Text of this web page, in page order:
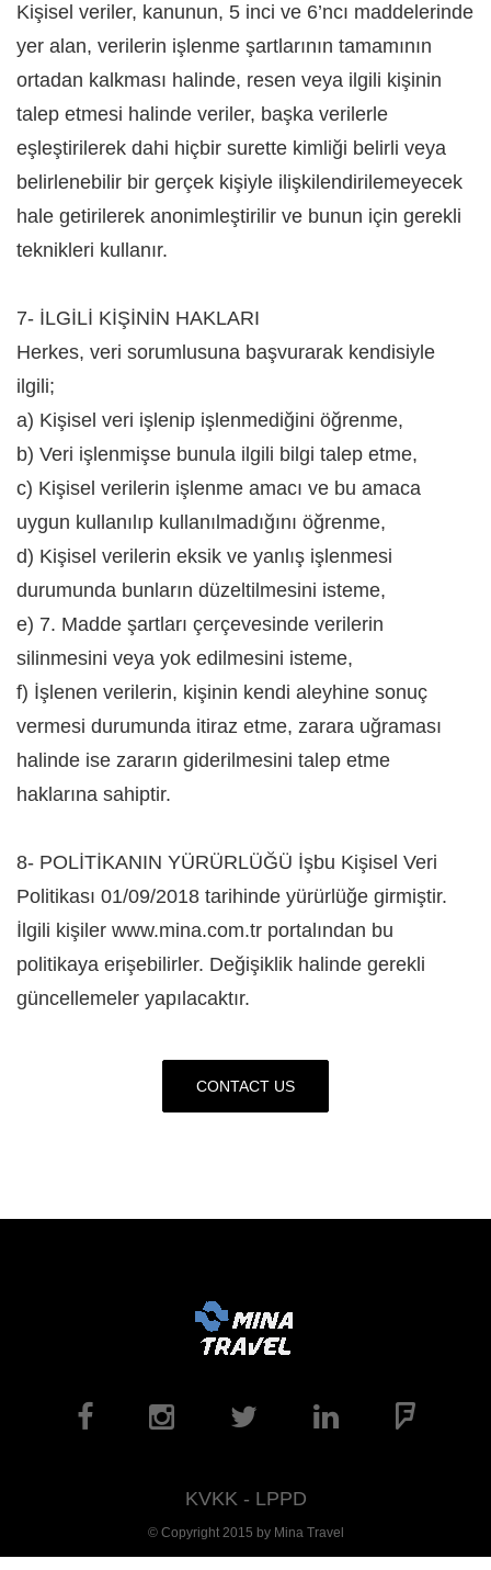
Kişisel veriler, kanunun, 5 inci ve 6’ncı maddelerinde
yer alan, verilerin işlenme şartlarının tamamının
ortadan kalkması halinde, resen veya ilgili kişinin
talep etmesi halinde veriler, başka verilerle
eşleştirilerek dahi hiçbir surette kimliği belirli veya
belirlenebilir bir gerçek kişiyle ilişkilendirilemeyecek
hale getirilerek anonimleştirilir ve bunun için gerekli
teknikleri kullanır.
7- İLGİLİ KİŞİNİN HAKLARI
Herkes, veri sorumlusuna başvurarak kendisiyle
ilgili;
a) Kişisel veri işlenip işlenmediğini öğrenme,
b) Veri işlenmişse bunula ilgili bilgi talep etme,
c) Kişisel verilerin işlenme amacı ve bu amaca
uygun kullanılıp kullanılmadığını öğrenme,
d) Kişisel verilerin eksik ve yanlış işlenmesi
durumunda bunların düzeltilmesini isteme,
e) 7. Madde şartları çerçevesinde verilerin
silinmesini veya yok edilmesini isteme,
f) İşlenen verilerin, kişinin kendi aleyhine sonuç
vermesi durumunda itiraz etme, zarara uğraması
halinde ise zararın giderilmesini talep etme
haklarına sahiptir.
8- POLİTİKANIN YÜRÜRLÜĞÜ İşbu Kişisel Veri
Politikası 01/09/2018 tarihinde yürürlüğe girmiştir.
İlgili kişiler www.mina.com.tr portalından bu
politikaya erişebilirler. Değişiklik halinde gerekli
güncellemeler yapılacaktır.
CONTACT US
KVKK- LPPD
© Copyright 2015 by Mina Travel